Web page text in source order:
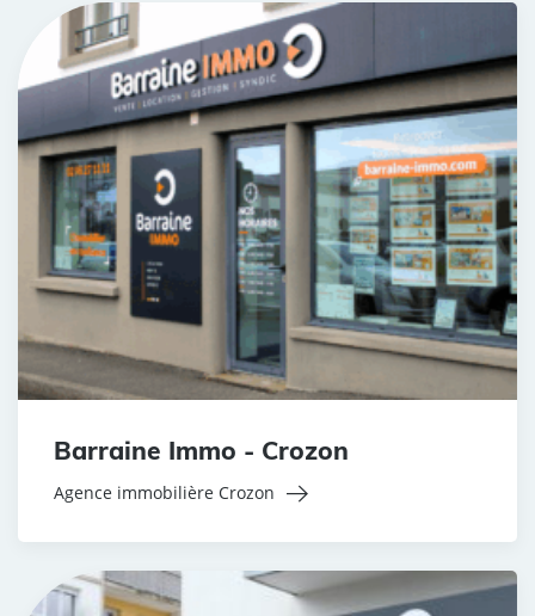
Barraine Immo - Crozon
Agence immobilière Crozon